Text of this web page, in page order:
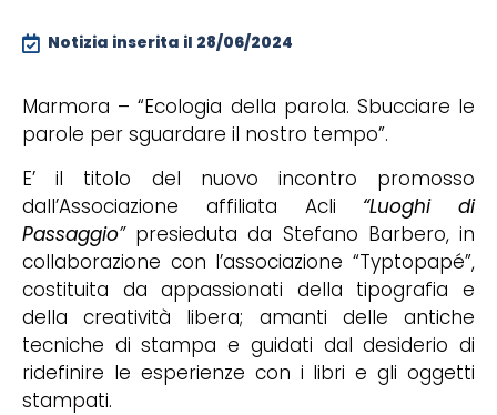
Notizia inserita il 28/06/2024
Marmora – “Ecologia della parola. Sbucciare le
parole per sguardare il nostro tempo”.
E’ il titolo del nuovo incontro promosso
dall’Associazione affiliata Acli “Luoghi di
Passaggio”presieduta da Stefano Barbero, in
collaborazione con l’associazione “Typtopapé”,
costituita da appassionati della tipografia e
della creatività libera; amanti delle antiche
tecniche di stampa e guidati dal desiderio di
ridefinire le esperienze con i libri e gli oggetti
stampati.